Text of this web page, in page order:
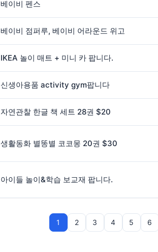
베이비 펜스
베이비 점퍼루, 베이비 어라운드 위고
IKEA 놀이 매트 + 미니 카 팝니다.
신생아용품 activity gym팝니다
자연관찰 한글 책 세트 28권 $20
생활동화 별똥별 코코몽 20권 $30
아이들 놀이&학습 보교재 팝니다.
1 2 3 4 5 6